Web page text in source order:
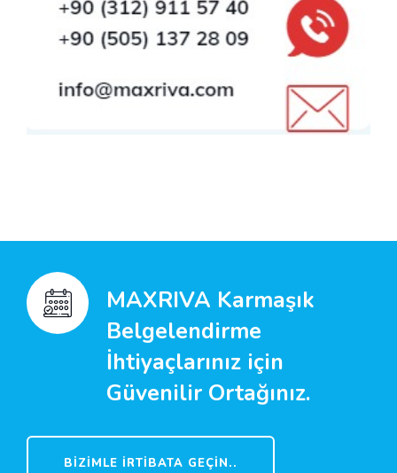
MAXRIVA Karmaşık
Belgelendirme
İhtiyaçlarınız için
Güvenilir Ortağınız.
BIZIMLE İRTIBATA GEÇIN..